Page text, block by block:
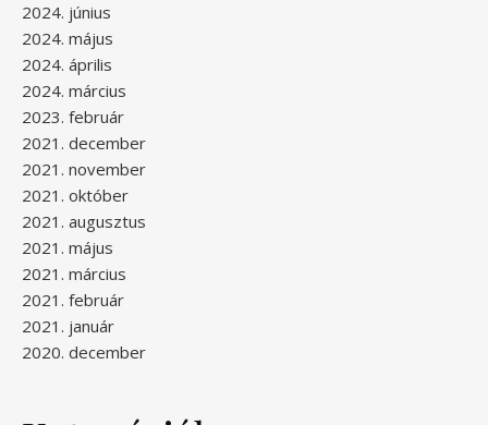
2024. június
2024. május
2024. április
2024. március
2023. február
2021. december
2021. november
2021. október
2021. augusztus
2021. május
2021. március
2021. február
2021. január
2020. december